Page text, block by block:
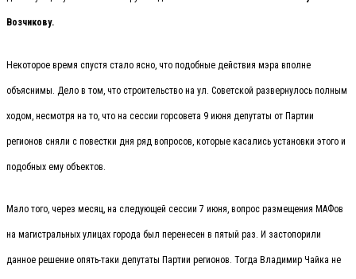
Возчикову.
Некоторое время спустя стало ясно, что подобные действия мэра вполне
объяснимы. Дело в том, что строительство на ул. Советской развернулось полным
ходом, несмотря на то, что на сессии горсовета 9 июня депутаты от Партии
регионов сняли с повестки дня ряд вопросов, которые касались установки этого и
подобных ему объектов.
Мало того, через месяц, на следующей сессии 7 июня, вопрос размещения МАФов
на магистральных улицах города был перенесен в пятый раз. И застопорили
данное решение опять-таки депутаты Партии регионов. Тогда Владимир Чайка не